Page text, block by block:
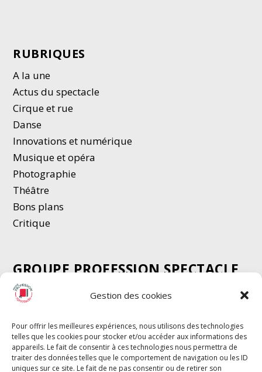
Gestion des cookies
Pour offrir les meilleures expériences, nous utilisons des technologies
telles que les cookies pour stocker et/ou accéder aux informations des
appareils. Le fait de consentir à ces technologies nous permettra de
traiter des données telles que le comportement de navigation ou les ID
uniques sur ce site. Le fait de ne pas consentir ou de retirer son
RUBRIQUES
A la une
Actus du spectacle
Cirque et rue
Danse
Innovations et numérique
Musique et opéra
Photographie
Théâtre
Bons plans
Critique
GROUPE PROFESSION SPECTACLE
Chèque Intermittents
Chèque Compta
Chèque Emploi Spectacle
G-Pods